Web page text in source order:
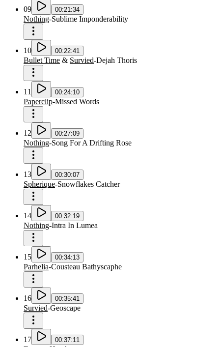
09 00:21:34
Nothing-Sublime Imponderability
10 00:22:41
Bullet Time & Survied-Dejah Thoris
11 00:24:10
Paperclip-Missed Words
12 00:27:09
Nothing-Song For A Drifting Rose
13 00:30:07
Spherique-Snowflakes Catcher
14 00:32:19
Nothing-Intra In Lumea
15 00:34:13
Parhelia-Cousteau Bathyscaphe
16 00:35:41
Survied-Geoscape
17 00:37:11